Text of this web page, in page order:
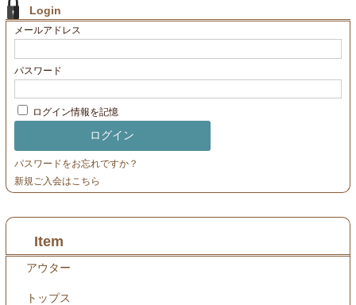
Login
メールアドレス
パスワード
ログイン情報を記憶
パスワードをお忘れですか？
新規ご入会はこちら
Item
アウター
トップス